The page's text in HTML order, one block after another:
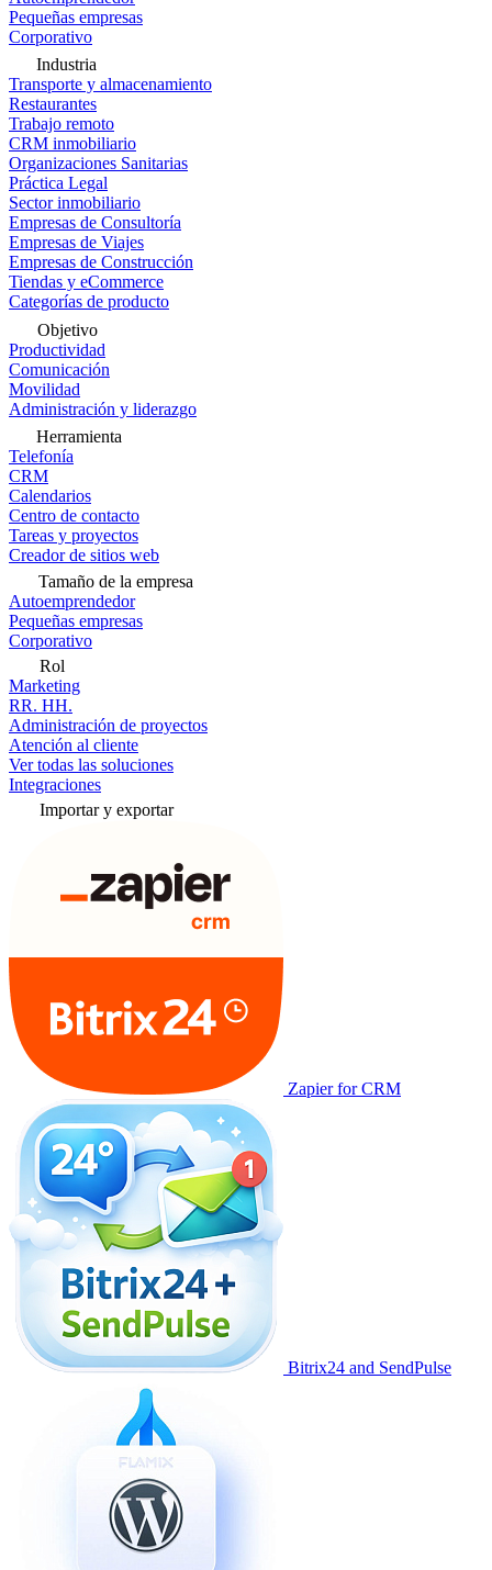
Pequeñas empresas
Corporativo
Industria
Transporte y almacenamiento
Restaurantes
Trabajo remoto
CRM inmobiliario
Organizaciones Sanitarias
Práctica Legal
Sector inmobiliario
Empresas de Consultoría
Empresas de Viajes
Empresas de Construcción
Tiendas y eCommerce
Categorías de producto
Objetivo
Productividad
Comunicación
Movilidad
Administración y liderazgo
Herramienta
Telefonía
CRM
Calendarios
Centro de contacto
Tareas y proyectos
Creador de sitios web
Tamaño de la empresa
Autoemprendedor
Pequeñas empresas
Corporativo
Rol
Marketing
RR. HH.
Administración de proyectos
Atención al cliente
Ver todas las soluciones
Integraciones
Importar y exportar
Zapier for CRM
Bitrix24 and SendPulse